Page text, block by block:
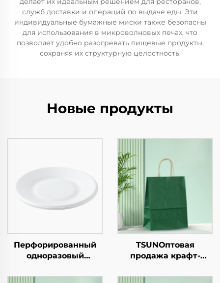
служб доставки и операций по выдаче еды. Эти
индивидуальные бумажные миски также безопасны
для использования в микроволновых печах, что
позволяет удобно разогревать пищевые продукты,
сохраняя их структурную целостность.
Новые продукты
Перфорированный
одноразовый
квадратной формы
TSUNОптовая
продажа крафт-
логотипом на заказ